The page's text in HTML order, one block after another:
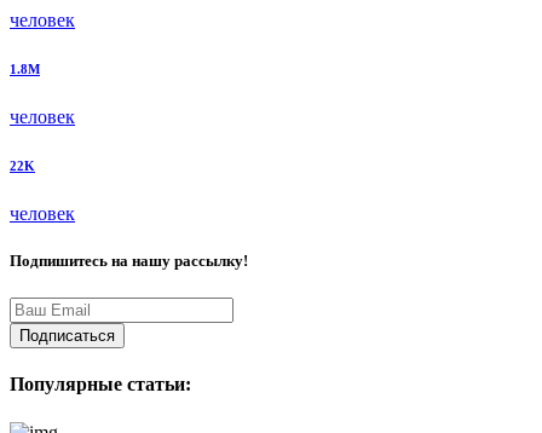
человек
1.8M
человек
22K
человек
Подпишитесь на нашу рассылку!
Подписаться
Популярные статьи: